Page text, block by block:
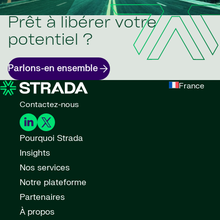
Prêt à libérer votre
potentiel ?
Parlons-en ensemble
France
Contactez-nous
Pourquoi Strada
Insights
Nos services
Notre plateforme
Partenaires
À propos